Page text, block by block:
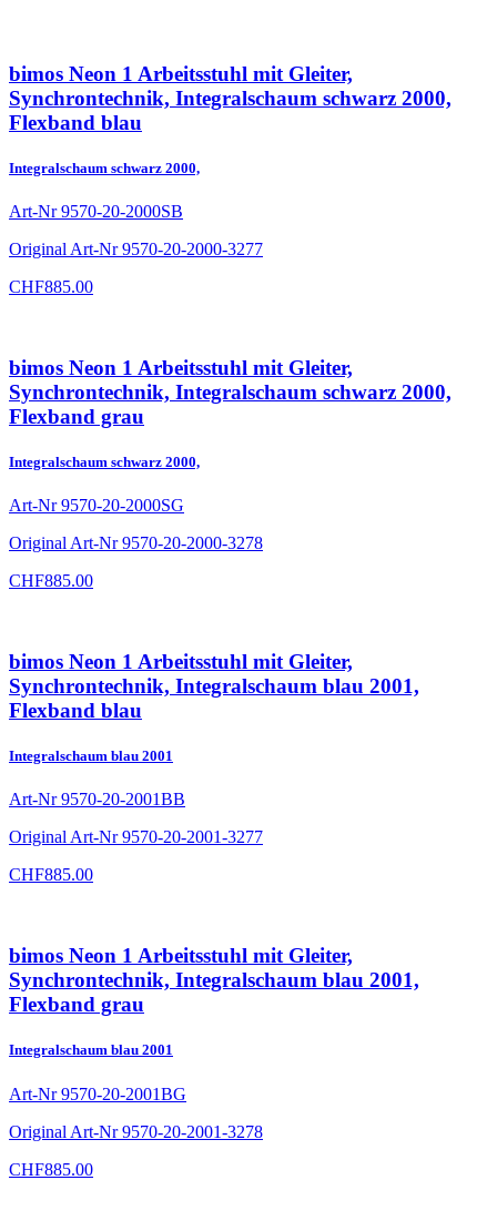
bimos Neon 1 Arbeitsstuhl mit Gleiter,
Synchrontechnik, Integralschaum schwarz 2000,
Flexband blau
Integralschaum schwarz 2000,
Art-Nr9570-20-2000SB
Original Art-Nr9570-20-2000-3277
CHF885.00
bimos Neon 1 Arbeitsstuhl mit Gleiter,
Synchrontechnik, Integralschaum schwarz 2000,
Flexband grau
Integralschaum schwarz 2000,
Art-Nr9570-20-2000SG
Original Art-Nr9570-20-2000-3278
CHF885.00
bimos Neon 1 Arbeitsstuhl mit Gleiter,
Synchrontechnik, Integralschaum blau 2001,
Flexband blau
Integralschaum blau 2001
Art-Nr9570-20-2001BB
Original Art-Nr9570-20-2001-3277
CHF885.00
bimos Neon 1 Arbeitsstuhl mit Gleiter,
Synchrontechnik, Integralschaum blau 2001,
Flexband grau
Integralschaum blau 2001
Art-Nr9570-20-2001BG
Original Art-Nr9570-20-2001-3278
CHF885.00